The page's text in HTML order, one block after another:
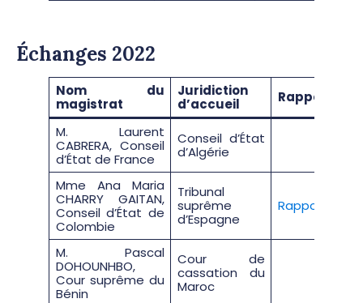
Échanges 2022
Nom du
magistrat
Juridiction
d’accueil
Rapport
M. Laurent
CABRERA, Conseil
d’État de France
Conseil d’État
d’Algérie
Mme Ana Maria
CHARRY GAITAN,
Conseil d’État de
Colombie
Tribunal
suprême
d’Espagne
Rapport
M. Pascal
DOHOUNHBO,
Cour suprême du
Bénin
Cour de
cassation du
Maroc